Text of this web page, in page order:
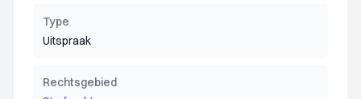
Type
Uitspraak
Rechtsgebied